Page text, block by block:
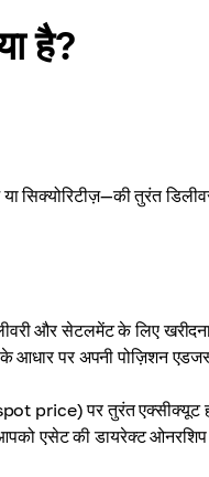
है?
सिक्योरिटीज़—की तुरंत
और सेटलमेंट के लिए
के आधार पर अपनी पोज़िशन
price) पर तुरंत एक्सीक्यूट
एसेट की डायरेक्ट ओनरशिप